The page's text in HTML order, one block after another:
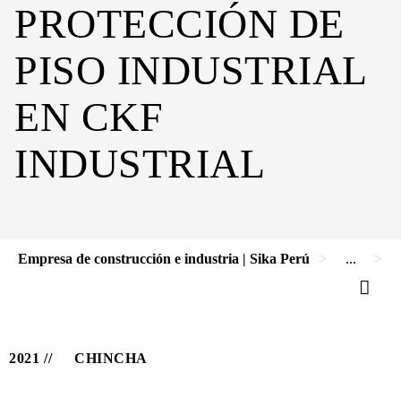
PROTECCIÓN DE
PISO INDUSTRIAL
EN CKF
INDUSTRIAL
Empresa de construcción e industria | Sika Perú ...
2021 CHINCHA